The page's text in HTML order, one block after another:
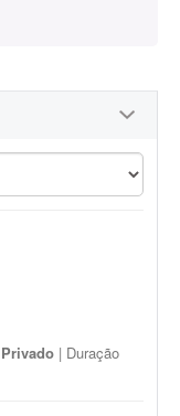
Privado | Duração